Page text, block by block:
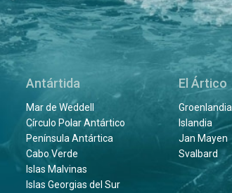
Antártida
Mar de Weddell
Círculo Polar Antártico
Península Antártica
Cabo Verde
Islas Malvinas
Islas Georgias del Sur
El Ártico
Groenlandia
Islandia
Jan Mayen
Svalbard